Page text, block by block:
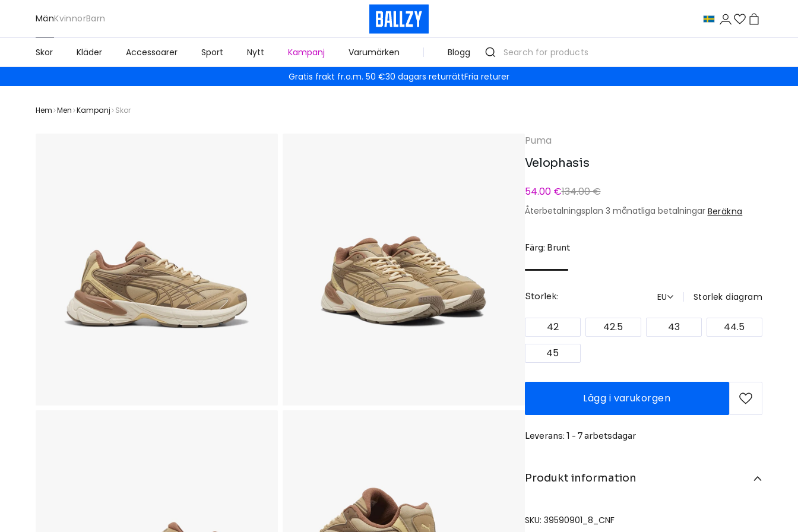
MänKvinnorBarn
Skor Kläder Accessoarer Sport Nytt Kampanj Varumärken Blogg
Gratis frakt fr.o.m. 50 €30 dagars returrättFria returer
Hem Men Kampanj Skor
Puma
Velophasis
54.00 €134.00 €
Återbetalningsplan 3 månatliga betalningar Beräkna
Färg: Brunt
Storlek: EU Storlek diagram
42 42.5 43
44.5
45
Lägg i varukorgen
Leverans: 1 - 7 arbetsdagar
Produkt information
SKU: 39590901_8_CNF